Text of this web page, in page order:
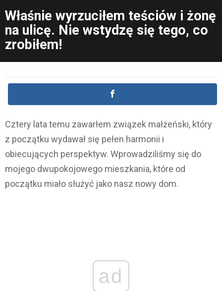
Właśnie wyrzuciłem teściów i żonę
na ulicę. Nie wstydzę się tego, co
zrobiłem!
Cztery lata temu zawarłem związek małżeński, który
z początku wydawał się pełen harmonii i
obiecujących perspektyw. Wprowadziliśmy się do
mojego dwupokojowego mieszkania, które od
początku miało służyć jako nasz nowy dom.
ad